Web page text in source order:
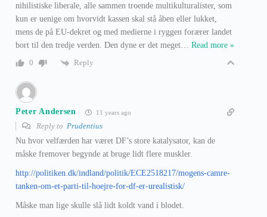
nihilistiske liberale, alle sammen troende multikulturalister, som
kun er uenige om hvorvidt kassen skal stå åben eller lukket,
mens de på EU-dekret og med medierne i ryggen forærer landet
bort til den tredje verden. Den dyne er det meget
Read more »
0
Reply
Peter Andersen 11 years ago
Reply to Prudentius
Nu hvor velfærden har været DF’s store katalysator, kan de
måske fremover begynde at bruge lidt flere muskler.
http://politiken.dk/indland/politik/ECE2518217/mogens-camre-
tanken-om-et-parti-til-hoejre-for-df-er-urealistisk/
Måske man lige skulle slå lidt koldt vand i blodet.